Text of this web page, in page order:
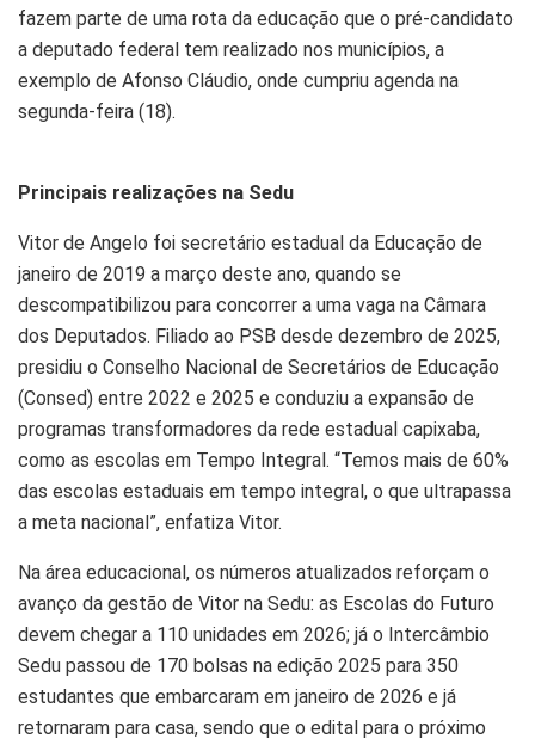
fazem parte de uma rota da educação que o pré-candidato
a deputado federal tem realizado nos municípios, a
exemplo de Afonso Cláudio, onde cumpriu agenda na
segunda-feira (18).
Principais realizações na Sedu
Vitor de Angelo foi secretário estadual da Educação de
janeiro de 2019 a março deste ano, quando se
descompatibilizou para concorrer a uma vaga na Câmara
dos Deputados. Filiado ao PSB desde dezembro de 2025,
presidiu o Conselho Nacional de Secretários de Educação
(Consed) entre 2022 e 2025 e conduziu a expansão de
programas transformadores da rede estadual capixaba,
como as escolas em Tempo Integral. “Temos mais de 60%
das escolas estaduais em tempo integral, o que ultrapassa
a meta nacional”, enfatiza Vitor.
Na área educacional, os números atualizados reforçam o
avanço da gestão de Vitor na Sedu: as Escolas do Futuro
devem chegar a 110 unidades em 2026; já o Intercâmbio
Sedu passou de 170 bolsas na edição 2025 para 350
estudantes que embarcaram em janeiro de 2026 e já
retornaram para casa, sendo que o edital para o próximo